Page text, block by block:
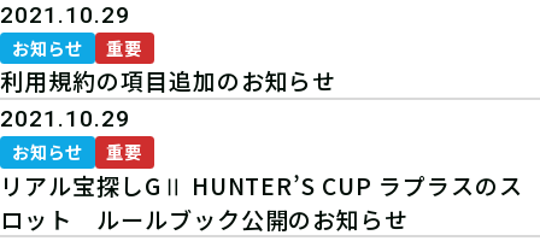
2021.10.29
お知らせ 重要
利用規約の項目追加のお知らせ
2021.10.29
お知らせ 重要
リアル宝探しGⅡ HUNTER’S CUP ラプラスのス
ロット ルールブック公開のお知らせ